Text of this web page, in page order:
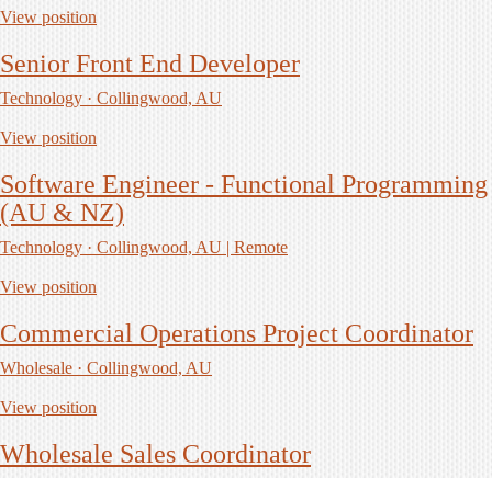
View position
Senior Front End Developer
Technology · Collingwood, AU
View position
Software Engineer - Functional Programming
(AU & NZ)
Technology · Collingwood, AU | Remote
View position
Commercial Operations Project Coordinator
Wholesale · Collingwood, AU
View position
Wholesale Sales Coordinator